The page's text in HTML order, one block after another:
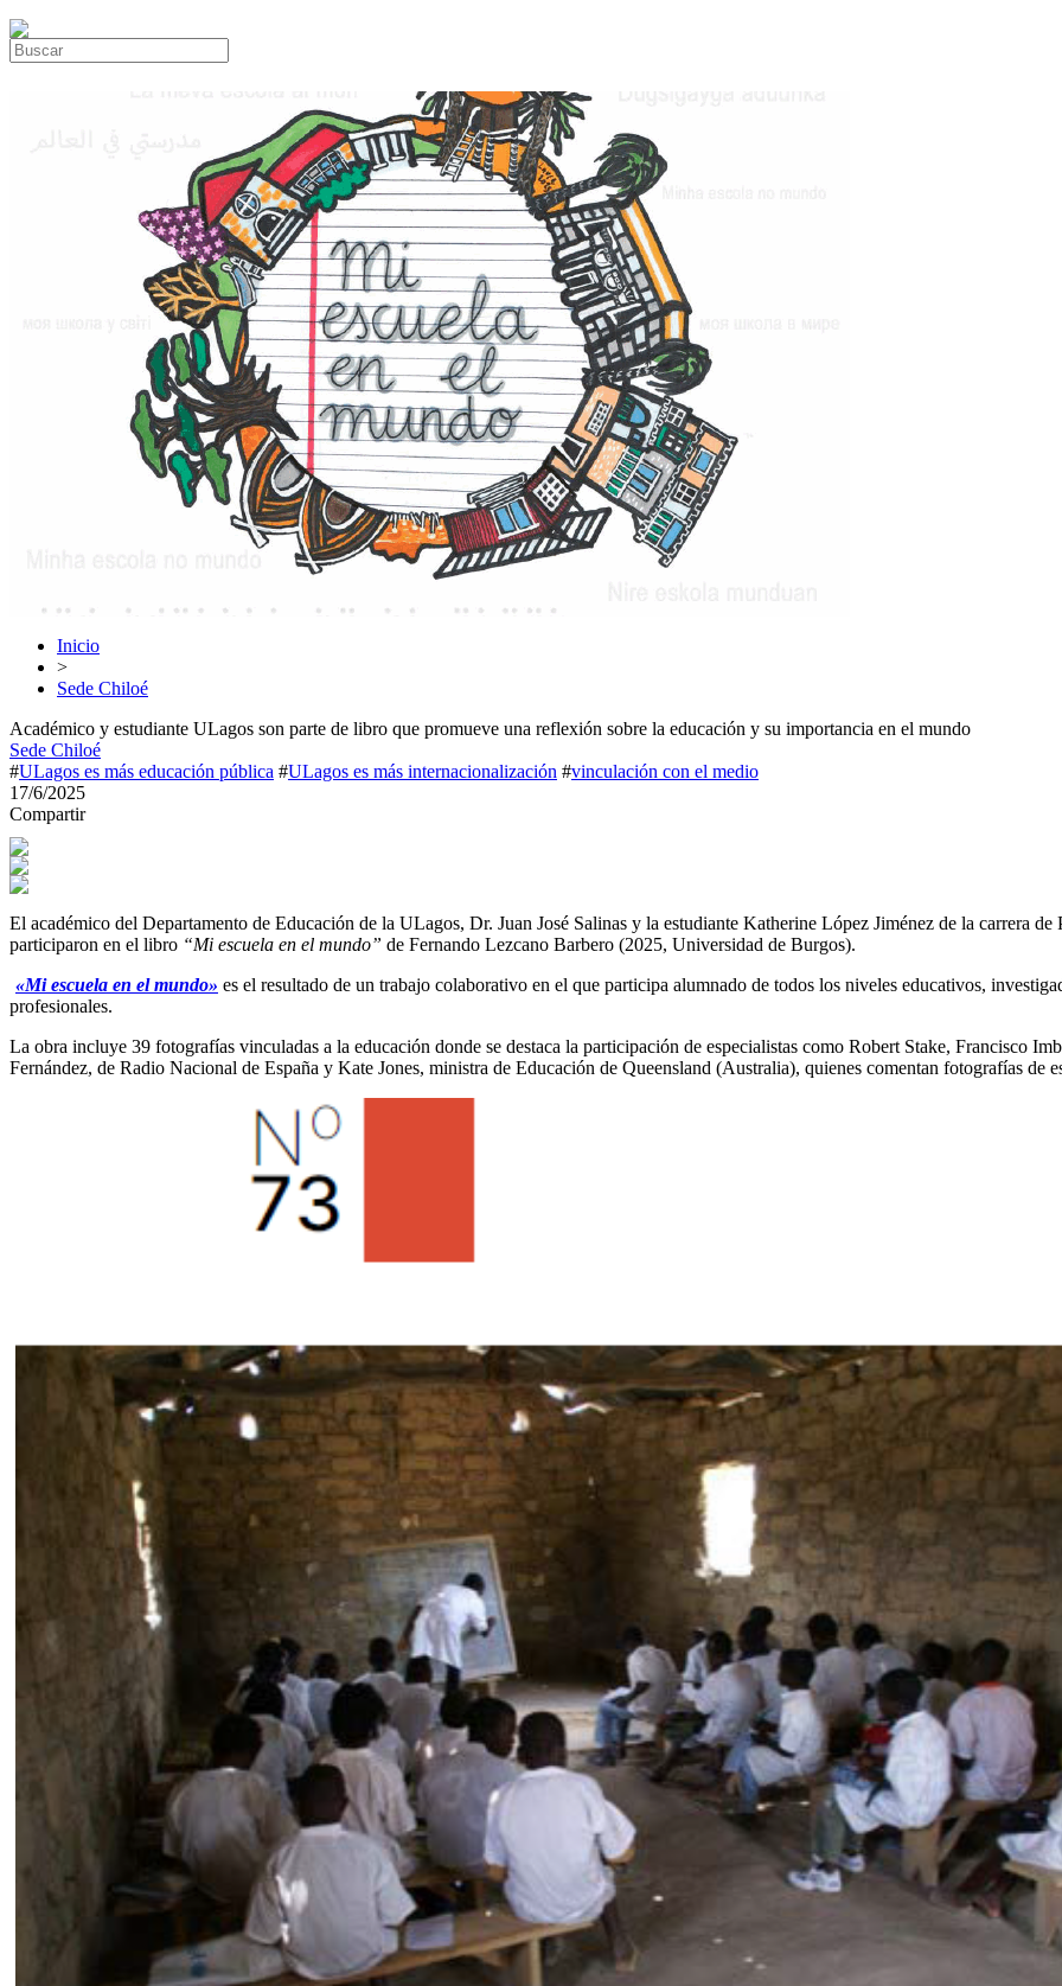
Inicio
>
Sede Chiloé
Académico y estudiante ULagos son parte de libro que promueve una reflexión sobre la educación y su importancia en el mundo
Sede Chiloé
#ULagos es más educación pública #ULagos es más internacionalización #vinculación con el medio
17/6/2025
Compartir
El académico del Departamento de Educación de la ULagos, Dr. Juan José Salinas y la estudiante Katherine López Jiménez de la carrera
participaron en el libro “Mi escuela en el mundo” de Fernando Lezcano Barbero (2025, Universidad de Burgos).
«Mi escuela en el mundo» es el resultado de un trabajo colaborativo en el que participa alumnado de todos los niveles educativos,
profesionales.
La obra incluye 39 fotografías vinculadas a la educación donde se destaca la participación de especialistas como Robert Stake, Francisco
Fernández, de Radio Nacional de España y Kate Jones, ministra de Educación de Queensland (Australia), quienes comentan fotografías de